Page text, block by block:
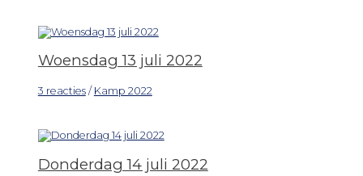
Woensdag 13 juli 2022
3 reacties / Kamp 2022
Donderdag 14 juli 2022